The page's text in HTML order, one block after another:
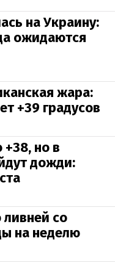
на Украину:
ожидаются
жара:
+39 градусов
но в
дожди:
со
на неделю